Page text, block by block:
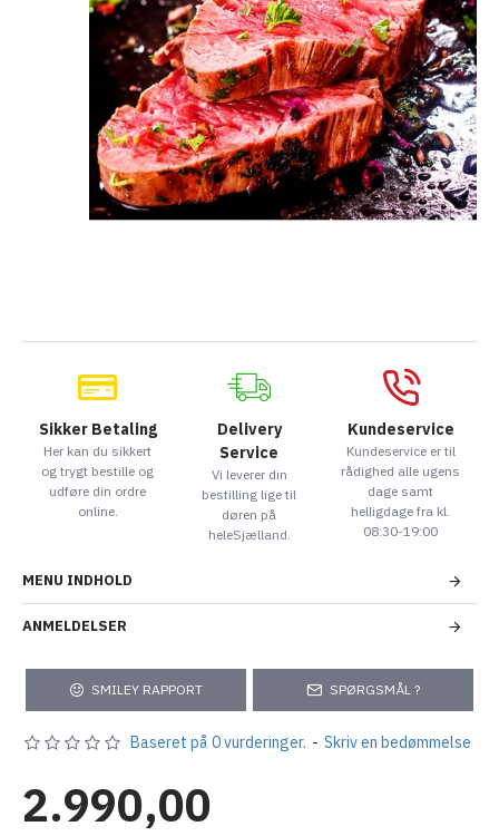
Sikker Betaling
Her kan du sikkert
og trygt bestille og
udføre din ordre
online.
Delivery
Service
Vi leverer din
bestilling lige til
døren på
heleSjælland.
Kundeservice
Kundeservice er til
rådighed alle ugens
dage samt
helligdage fra kl.
08:30-19:00
MENU INDHOLD
ANMELDELSER
SMILEY RAPPORT SPØRGSMÅL ?
Baseret på 0 vurderinger. - Skriv en bedømmelse
2.990,00